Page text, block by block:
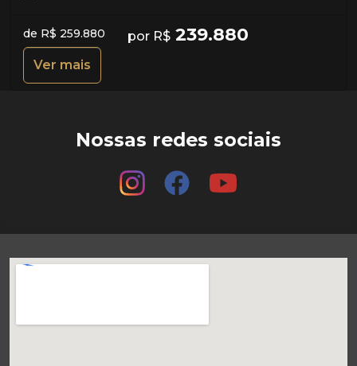
de R$ 259.880 por R$ 239.880
Ver mais
Nossas redes sociais